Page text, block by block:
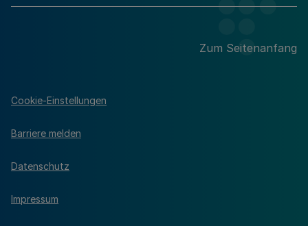
Zum Seitenanfang
Cookie-Einstellungen
Barriere melden
Datenschutz
Impressum